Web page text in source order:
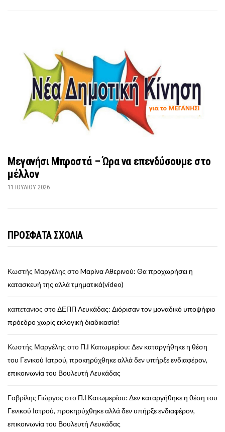
Μεγανήσι Μπροστά – Ώρα να επενδύσουμε στο
μέλλον
11 ΙΟΥΛΊΟΥ 2026
ΠΡΟΣΦΑΤΑ ΣΧΟΛΙΑ
Κωστής Μαργέλης στοMαρίνα Αθερινού: Θα προχωρήσει η
κατασκευή της αλλά τμηματικά(video)
καπετανιος στοΔΕΠΠ Λευκάδας: Διόρισαν τον μοναδικό υποψήφιο
πρόεδρο χωρίς εκλογική διαδικασία!
Κωστής Μαργέλης στο Π.Ι Κατωμερίου: Δεν καταργήθηκε η θέση
του Γενικού Ιατρού, προκηρύχθηκε αλλά δεν υπήρξε ενδιαφέρον,
επικοινωνία του Βουλευτή Λευκάδας
Γαβρίλης Γιώργος στο Π.Ι Κατωμερίου: Δεν καταργήθηκε η θέση του
Γενικού Ιατρού, προκηρύχθηκε αλλά δεν υπήρξε ενδιαφέρον,
επικοινωνία του Βουλευτή Λευκάδας